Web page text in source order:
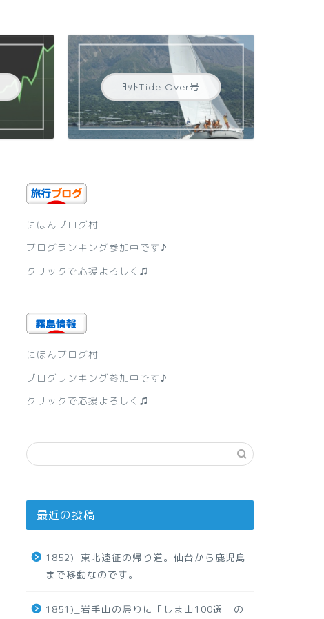
ﾖｯﾄTide Over号
にほんブログ村
ブログランキング参加中です♪
クリックで応援よろしく♫
にほんブログ村
ブログランキング参加中です♪
クリックで応援よろしく♫
最近の投稿
1852)_東北遠征の帰り道。仙台から鹿児島
まで移動なのです。
1851)_岩手山の帰りに「しま山100選」の